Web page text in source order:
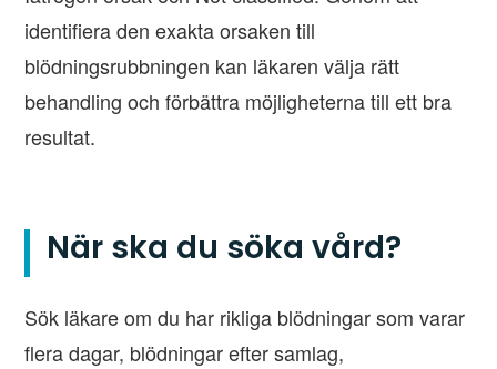
identifiera den exakta orsaken till
blödningsrubbningen kan läkaren välja rätt
behandling och förbättra möjligheterna till ett bra
resultat.
När ska du söka vård?
Sök läkare om du har rikliga blödningar som varar
flera dagar, blödningar efter samlag,